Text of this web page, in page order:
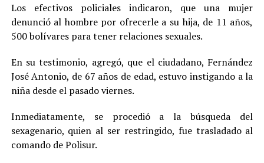
Los efectivos policiales indicaron, que una mujer
denunció al hombre por ofrecerle a su hija, de 11 años,
500 bolívares para tener relaciones sexuales.
En su testimonio, agregó, que el ciudadano, Fernández
José Antonio, de 67 años de edad, estuvo instigando a la
niña desde el pasado viernes.
Inmediatamente, se procedió a la búsqueda del
sexagenario, quien al ser restringido, fue trasladado al
comando de Polisur.